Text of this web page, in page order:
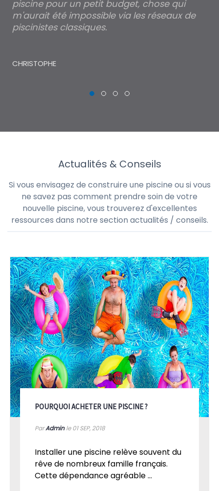
piscine pour un petit budget, chose qui
m'aurait été impossible via les réseaux de
piscinistes classiques.
CHRISTOPHE
Actualités & Conseils
Si vous envisagez de construire une piscine ou si vous
ne savez pas comment prendre soin de votre
nouvelle piscine, vous trouverez d'excellentes
ressources dans notre section actualités / conseils.
POURQUOI ACHETER UNE PISCINE ?
ParAdminle 01SEP, 2018
Installer une piscine relève souvent du
rêve de nombreux famille français.
Cette dépendance agréable ...